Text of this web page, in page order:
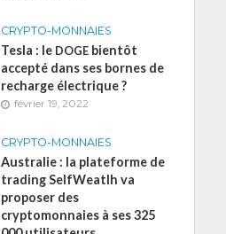
CRYPTO-MONNAIES
Tesla : le DOGE bientôt
accepté dans ses bornes de
recharge électrique ?
février 19, 2022
CRYPTO-MONNAIES
Australie : la plateforme de
trading SelfWeatlh va
proposer des
cryptomonnaies à ses 325